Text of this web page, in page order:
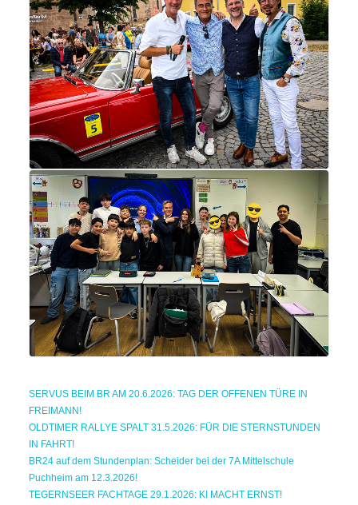
SERVUS BEIM BR AM 20.6.2026: TAG DER OFFENEN TÜRE IN
FREIMANN!
OLDTIMER RALLYE SPALT 31.5.2026: FÜR DIE STERNSTUNDEN
IN FAHRT!
BR24 auf dem Stundenplan: Scheider bei der 7A Mittelschule
Puchheim am 12.3.2026!
TEGERNSEER FACHTAGE 29.1.2026: KI MACHT ERNST!